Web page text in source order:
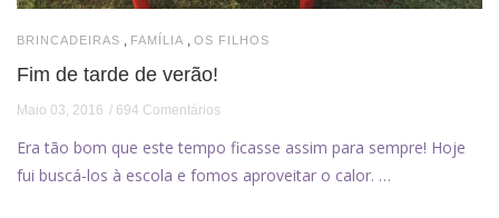
BRINCADEIRAS FAMÍLIA OS FILHOS
Fim de tarde de verão!
Maio 03, 2016 694 Comentários
Era tão bom que este tempo ficasse assim para sempre! Hoje
fui buscá-los à escola e fomos aproveitar o calor. …